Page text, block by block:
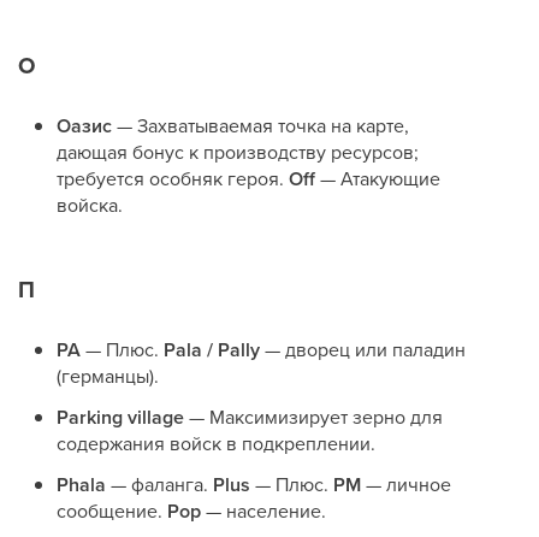
О
Оазис— Захватываемая точка на карте,
дающая бонус к производству ресурсов;
требуется особняк героя. Off— Атакующие
войска.
П
PA— Плюс. Pala / Pally— дворец или паладин
(германцы).
Parking village— Максимизирует зерно для
содержания войск в подкреплении.
Phala — фаланга. Plus — Плюс. PM— личное
сообщение. Pop— население.